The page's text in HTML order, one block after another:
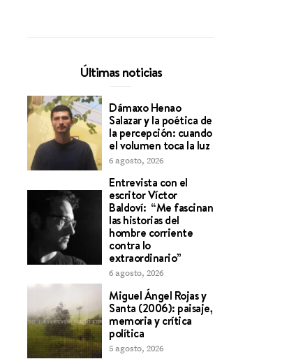
Últimas noticias
Dámaxo Henao
Salazar y la poética de
la percepción: cuando
el volumen toca la luz
6 agosto, 2026
Entrevista con el
escritor Víctor
Baldoví: “Me fascinan
las historias del
hombre corriente
contra lo
extraordinario”
6 agosto, 2026
Miguel Ángel Rojas y
Santa (2006): paisaje,
memoria y crítica
política
5 agosto, 2026